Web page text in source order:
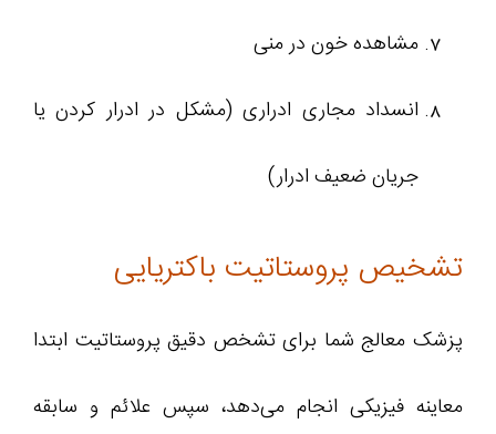
مشاهده خون در منی
انسداد مجاری ادراری (مشکل در ادرار کردن یا
جریان ضعیف ادرار)
تشخیص پروستاتیت باکتریایی
پزشک معالج شما برای تشخص دقیق پروستاتیت ابتدا
معاینه فیزیکی انجام می‌دهد، سپس علائم و سابقه